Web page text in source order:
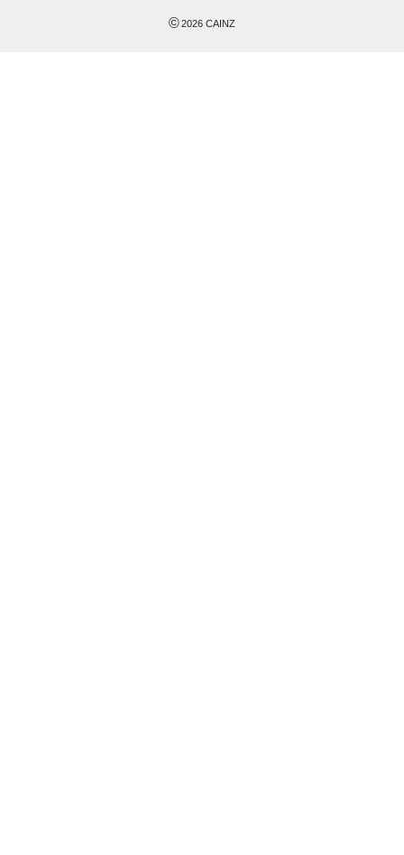
©2026 CAINZ